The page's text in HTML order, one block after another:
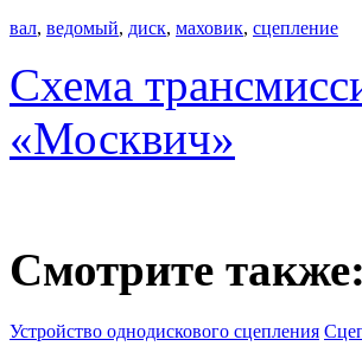
вал, ведомый, диск, маховик, сцепление
Схема
«Москвич»
Смотрите также:
Устройство однодискового сцепления